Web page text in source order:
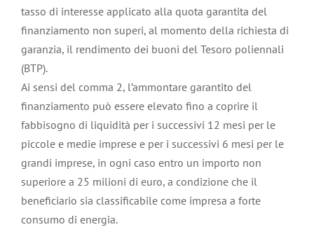
tasso di interesse applicato alla quota garantita del
finanziamento non superi, al momento della richiesta di
garanzia, il rendimento dei buoni del Tesoro poliennali
(BTP).
Ai sensi del comma 2, l’ammontare garantito del
finanziamento può essere elevato fino a coprire il
fabbisogno di liquidità per i successivi 12 mesi per le
piccole e medie imprese e per i successivi 6 mesi per le
grandi imprese, in ogni caso entro un importo non
superiore a 25 milioni di euro, a condizione che il
beneficiario sia classificabile come impresa a forte
consumo di energia.